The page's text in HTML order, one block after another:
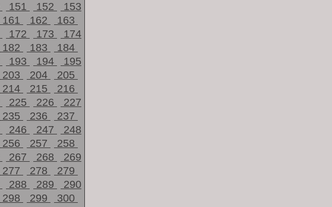
151 152
153
161 162
163
172 173
174
182 183
184
193 194
195
203 204
205
214 215
216
225 226
227
235 236
237
246 247
248
256 257
258
267 268
269
277 278
279
288 289
290
298 299
300